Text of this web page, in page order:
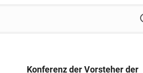
Konferenz der Vorsteher der